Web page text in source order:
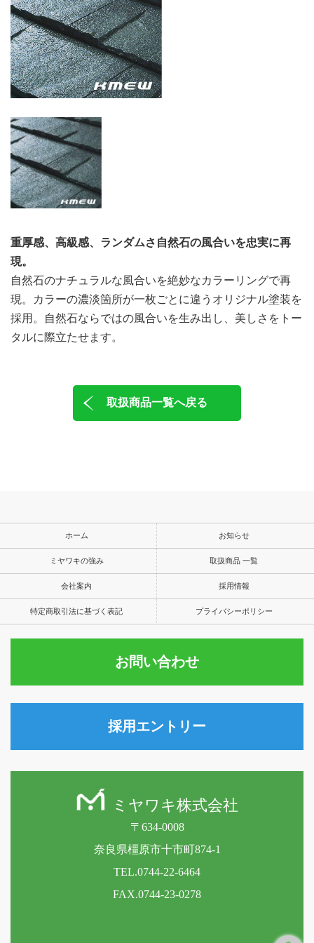
重厚感、高級感、ランダムさ自然石の風合いを忠実に再
現。
自然石のナチュラルな風合いを絶妙なカラーリングで再
現。カラーの濃淡箇所が一枚ごとに違うオリジナル塗装を
採用。自然石ならではの風合いを生み出し、美しさをトー
タルに際立たせます。
取扱商品一覧へ戻る
ミヤワキ株式会社
〒634-0008
奈良県橿原市十市町874-1
TEL.0744-22-6464
FAX.0744-23-0278
ホーム お知らせ
ミヤワキの強み 取扱商品 一覧
会社案内 採用情報
特定商取引法に基づく表記 プライバシーポリシー
お問い合わせ
採用エントリー